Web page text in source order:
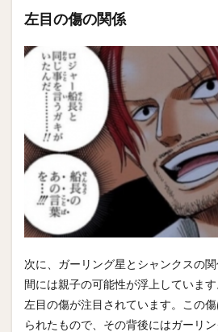
左目の傷の関係
次に、ガーリング星とシャンクスの
間には親子の可能性が浮上していま
左目の傷が注目されています。この
られたもので、その背後にはガーリ